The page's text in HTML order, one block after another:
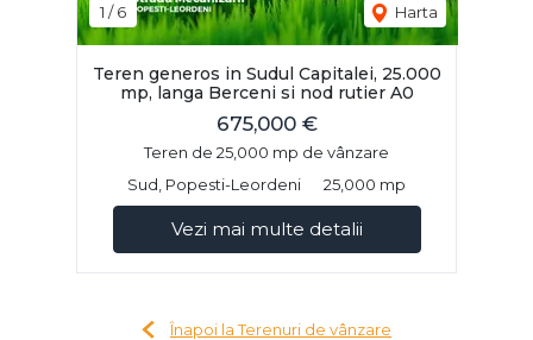
1 /6 Harta
Teren generos in Sudul Capitalei, 25.000
mp, langa Berceni si nod rutier A0
675,000 €
Teren de 25,000 mp de vânzare
Sud, Popesti-Leordeni
25,000 mp
Vezi mai multe detalii
Înapoi la Terenuri de vânzare